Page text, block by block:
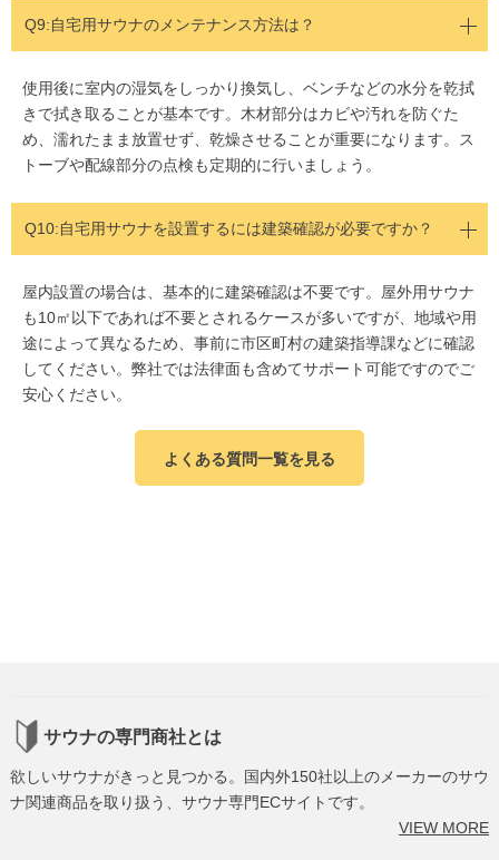
Q9:自宅用サウナのメンテナンス方法は？
使用後に室内の湿気をしっかり換気し、ベンチなどの水分を乾拭
きで拭き取ることが基本です。木材部分はカビや汚れを防ぐた
め、濡れたまま放置せず、乾燥させることが重要になります。ス
トーブや配線部分の点検も定期的に行いましょう。
Q10:自宅用サウナを設置するには建築確認が必要ですか？
屋内設置の場合は、基本的に建築確認は不要です。屋外用サウナ
も10㎡以下であれば不要とされるケースが多いですが、地域や用
途によって異なるため、事前に市区町村の建築指導課などに確認
してください。弊社では法律面も含めてサポート可能ですのでご
安心ください。
よくある質問一覧を見る
サウナの専門商社とは
欲しいサウナがきっと見つかる。国内外150社以上のメーカーのサウ
ナ関連商品を取り扱う、サウナ専門ECサイトです。
VIEW MORE